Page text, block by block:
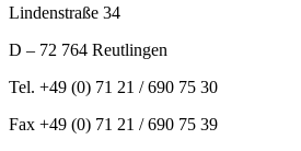
Lindenstraße 34
D – 72 764 Reutlingen
Tel. +49 (0) 71 21 / 690 75 30
Fax +49 (0) 71 21 / 690 75 39